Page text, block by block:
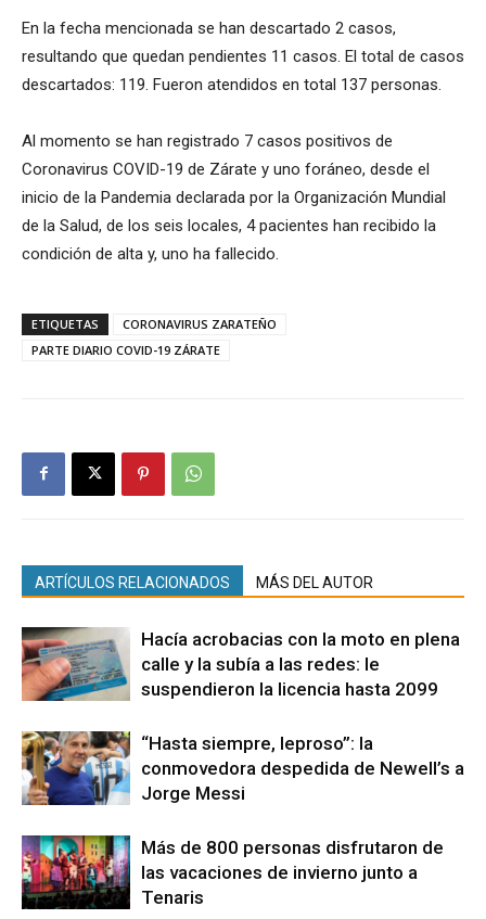
En la fecha mencionada se han descartado 2 casos,
resultando que quedan pendientes 11 casos. El total de casos
descartados: 119. Fueron atendidos en total 137 personas.
Al momento se han registrado 7 casos positivos de
Coronavirus COVID-19 de Zárate y uno foráneo, desde el
inicio de la Pandemia declarada por la Organización Mundial
de la Salud, de los seis locales, 4 pacientes han recibido la
condición de alta y, uno ha fallecido.
ETIQUETAS
CORONAVIRUS ZARATEÑO
PARTE DIARIO COVID-19 ZÁRATE
ARTÍCULOS RELACIONADOS MÁS DEL AUTOR
Hacía acrobacias con la moto en plena
calle y la subía a las redes: le
suspendieron la licencia hasta 2099
“Hasta siempre, leproso”: la
conmovedora despedida de Newell’s a
Jorge Messi
Más de 800 personas disfrutaron de
las vacaciones de invierno junto a
Tenaris